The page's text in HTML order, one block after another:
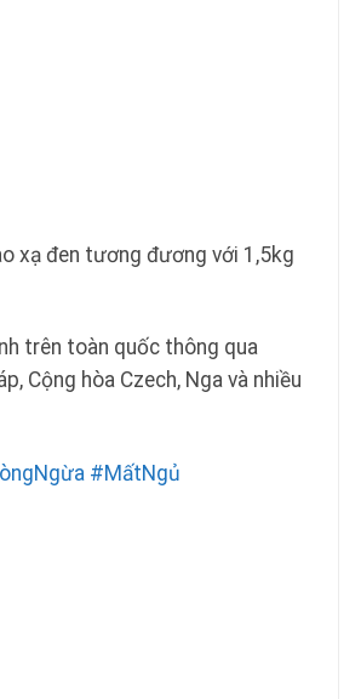
xạ đen tương đương với 1,5kg
trên toàn quốc thông qua
Cộng hòa Czech, Nga và nhiều
#MấtNgủ